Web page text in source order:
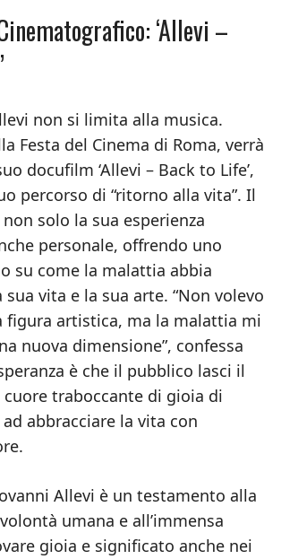
‘Allevi –
non si limita alla musica.
Festa del Cinema di Roma, verrà
docufilm ‘Allevi – Back to Life’,
percorso di “ritorno alla vita”. Il
solo la sua esperienza
personale, offrendo uno
su come la malattia abbia
vita e la sua arte. “Non volevo
figura artistica, ma la malattia mi
nuova dimensione”, confessa
è che il pubblico lasci il
cuore traboccante di gioia di
abbracciare la vita con
Allevi è un testamento alla
umana e all’immensa
gioia e significato anche nei